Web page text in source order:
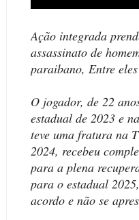
Ação integrada
assassinato de
paraibano, Entre
O jogador, de 22
estadual de 2023 e
teve uma fratura na
2024, recebeu
para a plena
para o estadual
acordo e não se